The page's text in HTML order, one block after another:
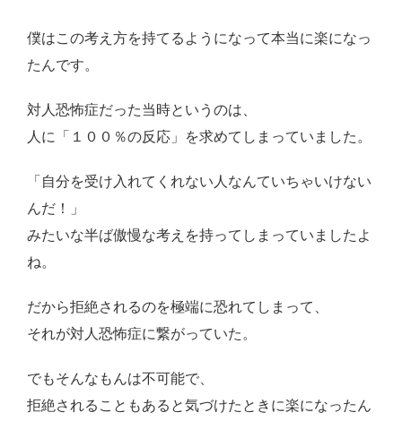
僕はこの考え方を持てるようになって本当に楽になっ
たんです。
対人恐怖症だった当時というのは、
人に「１００％の反応」を求めてしまっていました。
「自分を受け入れてくれない人なんていちゃいけない
んだ！」
みたいな半ば傲慢な考えを持ってしまっていましたよ
ね。
だから拒絶されるのを極端に恐れてしまって、
それが対人恐怖症に繋がっていた。
でもそんなもんは不可能で、
拒絶されることもあると気づけたときに楽になったん